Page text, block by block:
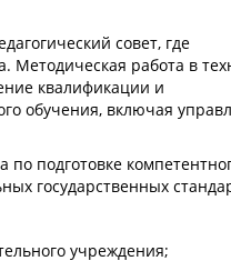
совет, где
Методическая работа в
квалификации и
обучения, включая
по подготовке
государственных
учреждения;